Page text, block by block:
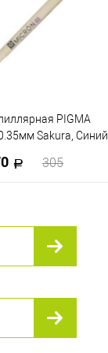
PIGMA
Sakura, Синий
305